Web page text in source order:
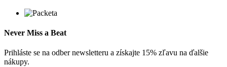
Never Miss a Beat
Prihláste se na odber newsletteru a získajte 15% zľavu na ďalšie
nákupy.